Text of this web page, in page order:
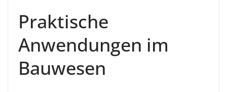
Praktische
Anwendungen im
Bauwesen